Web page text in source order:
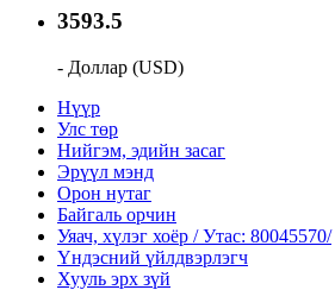
3593.5
- Доллар (USD)
Нүүр
Улс төр
Нийгэм, эдийн засаг
Эрүүл мэнд
Орон нутаг
Байгаль орчин
Уяач, хүлэг хоёр / Утас: 80045570/
Үндэсний үйлдвэрлэгч
Хууль эрх зүй